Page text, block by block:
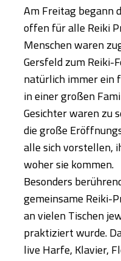
Am Freitag begann
offen für alle Reiki
Menschen waren
Gersfeld zum Reiki-
natürlich immer ein
in einer großen
Gesichter waren zu
die große
alle sich vorstellen,
woher sie kommen.
Besonders
gemeinsame Reiki-
an vielen Tischen
praktiziert wurde.
live Harfe, Klavier,